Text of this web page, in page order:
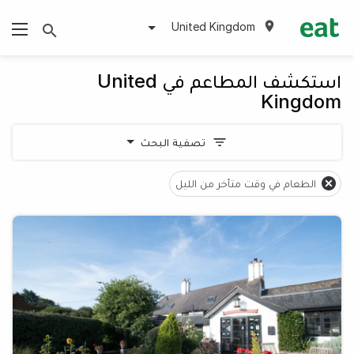
United Kingdom
استكشف المطاعم في United
Kingdom
تصفية البحث
الطعام في وقت متأخر من الليل